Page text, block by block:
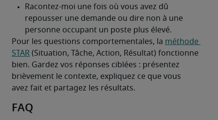
Pour les questions comportementales, la méthode
STAR (Situation, Tâche, Action, Résultat) fonctionne
bien. Gardez vos réponses ciblées : présentez
brièvement le contexte, expliquez ce que vous
avez fait et partagez les résultats.
FAQ